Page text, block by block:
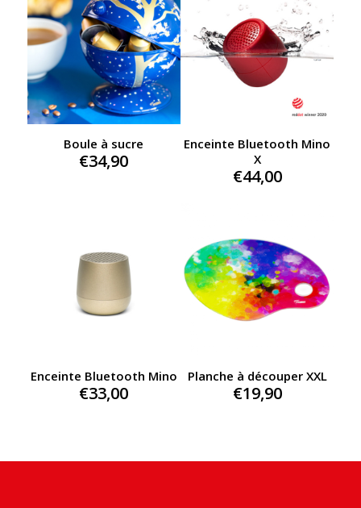
Boule à sucre
€34,90
Enceinte Bluetooth Mino
X
€44,00
Enceinte Bluetooth Mino
€33,00
Planche à découper XXL
€19,90